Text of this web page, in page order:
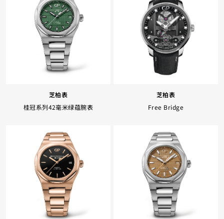
Facebook 复制网址
芝柏表
桂冠系列42毫米绿蕴腕表
芝柏表
Free Bridge